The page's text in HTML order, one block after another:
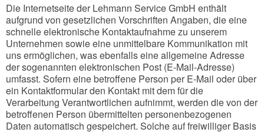
Die Internetseite der Lehmann Service GmbH enthält
aufgrund von gesetzlichen Vorschriften Angaben, die eine
schnelle elektronische Kontaktaufnahme zu unserem
Unternehmen sowie eine unmittelbare Kommunikation mit
uns ermöglichen, was ebenfalls eine allgemeine Adresse
der sogenannten elektronischen Post (E-Mail-Adresse)
umfasst. Sofern eine betroffene Person per E-Mail oder über
ein Kontaktformular den Kontakt mit dem für die
Verarbeitung Verantwortlichen aufnimmt, werden die von der
betroffenen Person übermittelten personenbezogenen
Daten automatisch gespeichert. Solche auf freiwilliger Basis